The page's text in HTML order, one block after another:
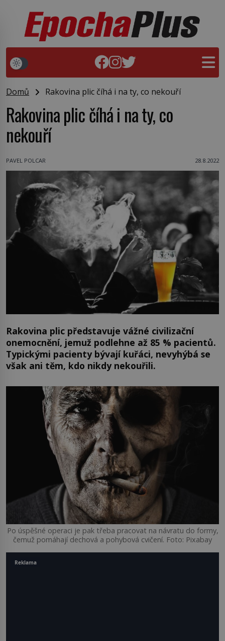
Domů Rakovina plic číhá i na ty, co nekouří
Rakovina plic číhá i na ty, co
nekouří
PAVEL POLCAR 28.8.2022
Rakovina plic představuje vážné civilizační
onemocnění, jemuž podlehne až 85 % pacientů.
Typickými pacienty bývají kuřáci, nevyhýbá se
však ani těm, kdo nikdy nekouřili.
Po úspěšné operaci je pak třeba pracovat na návratu do formy,
čemuž pomáhají dechová a pohybová cvičení. Foto: Pixabay
Reklama